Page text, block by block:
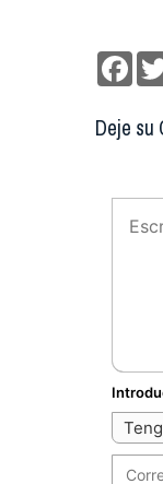
Deje